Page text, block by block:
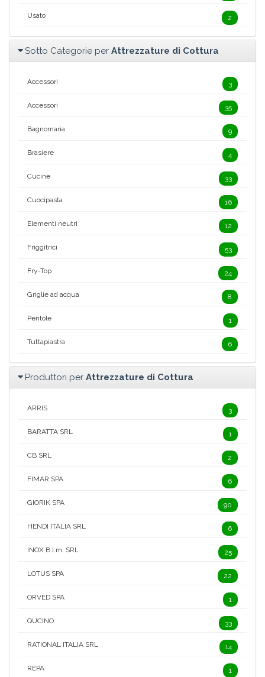
Usato 2
Sotto Categorie per Attrezzature di Cottura
Accessori 3
Accessori 35
Bagnomaria 9
Brasiere 4
Cucine 33
Cuocipasta 16
Elementi neutri 12
Friggitrici 53
Fry-Top 24
Griglie ad acqua 8
Pentole 1
Tuttapiastra 6
Produttori per Attrezzature di Cottura
ARRIS 3
BARATTA SRL 1
CB SRL 2
FIMAR SPA 6
GIORIK SPA 90
HENDI ITALIA SRL 6
INOX B.I.m. SRL 25
LOTUS SPA 22
ORVED SPA 1
QUCINO 33
RATIONAL ITALIA SRL 14
REPA 1